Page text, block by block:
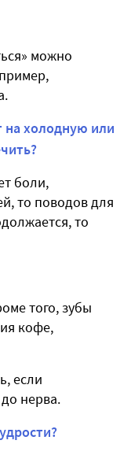
можно
на холодную или
боли,
то поводов для
то
того, зубы
кофе,
если
нерва.